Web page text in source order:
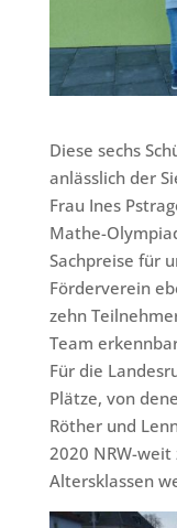
Diese sechs
anlässlich der
Frau Ines
Mathe-
Sachpreise für
Förderverein
zehn
Team
Für die
Plätze, von
Röther und
2020 NRW-
Altersklassen